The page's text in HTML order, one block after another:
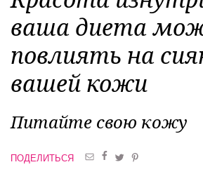
ваша диета
повлиять на
вашей кожи
Питайте свою кожу
ПОДЕЛИТЬСЯ